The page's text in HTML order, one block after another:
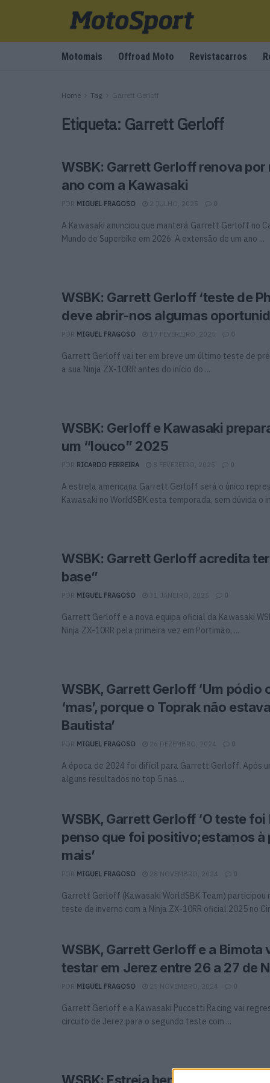
Motomais Offroad Moto Revistacarros
Home Tag Garrett Gerloff
Etiqueta: Garrett Gerloff
WSBK: Garrett Gerloff renova por
ano com a Kawasaki
MIGUEL FRAGOSO 2 JULHO, 2025 0
A Kawasaki anunciou que manterá Garrett Gerloff no
Mundo de Superbike em 2026. A extensão de um ano ...
WSBK: Garrett Gerloff ‘teste de
deve abrir-nos algumas
MIGUEL FRAGOSO 17 FEVEREIRO, 2025 0
Garrett Gerloff vai ter em breve um último teste de
a sua Ninja ZX-10RR antes do início do ...
WSBK: Gerloff e Kawasaki
um “louco” 2025
RICARDO FERREIRA 8 FEVEREIRO, 2025 0
A estrela americana Garrett Gerloff será o único
Kawasaki no WorldSBK esta temporada, sem dúvida o
WSBK: Garrett Gerloff acredita
base”
MIGUEL FRAGOSO 31 JANEIRO, 2025 0
Garrett Gerloff e a nova equipa oficial da Kawasaki
Ninja ZX-10RR pela primeira vez em Portimão, ...
WSBK, Garrett Gerloff ‘Um pódio
‘mas’, porque o Toprak não
Bautista’
MIGUEL FRAGOSO 26 DEZEMBRO, 2024 0
A época de 2024 foi difícil para Garrett Gerloff. Após
alguns resultados no top 5 nas ...
WSBK, Garrett Gerloff ‘O teste foi
penso que foi positivo;estamos à
mais’
MIGUEL FRAGOSO 28 NOVEMBRO, 2024 0
Garrett Gerloff (Kawasaki WorldSBK Team) participou
teste de inverno com a Ninja ZX-10RR oficial 2025 no
WSBK, Garrett Gerloff e a Bimota
testar em Jerez entre 26 a 27 de
MIGUEL FRAGOSO 25 NOVEMBRO, 2024 0
Garrett Gerloff e a Kawasaki Puccetti Racing vai
circuito de Jerez para o segundo teste com ...